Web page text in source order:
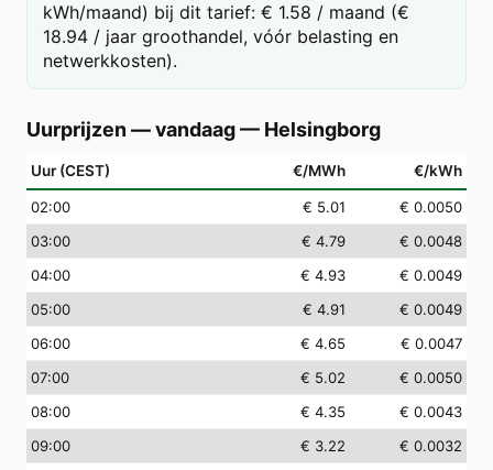
kWh/maand) bij dit tarief: € 1.58 / maand (€
18.94 / jaar groothandel, vóór belasting en
netwerkkosten).
Uurprijzen — vandaag— Helsingborg
Uur (CEST) €/MWh €/kWh
02:00 € 5.01
€ 0.0050
03:00 € 4.79
€ 0.0048
04:00 € 4.93
€ 0.0049
05:00 € 4.91
€ 0.0049
06:00 € 4.65
€ 0.0047
07:00 € 5.02
€ 0.0050
08:00 € 4.35
€ 0.0043
09:00 € 3.22
€ 0.0032